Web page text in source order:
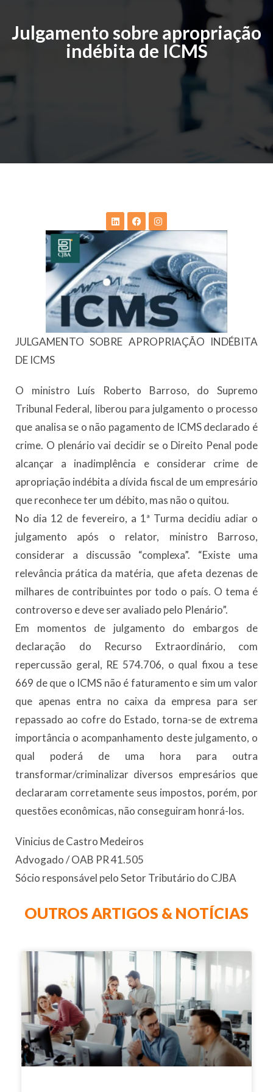
Julgamento sobre apropriação
indébita de ICMS
JULGAMENTO SOBRE APROPRIAÇÃO INDÉBITA
DE ICMS
O ministro Luís Roberto Barroso, do Supremo
Tribunal Federal, liberou para julgamento o processo
que analisa se o não pagamento de ICMS declarado é
crime. O plenário vai decidir se o Direito Penal pode
alcançar a inadimplência e considerar crime de
apropriação indébita a dívida fiscal de um empresário
que reconhece ter um débito, mas não o quitou.
No dia 12 de fevereiro, a 1ª Turma decidiu adiar o
julgamento após o relator, ministro Barroso,
considerar a discussão “complexa”. “Existe uma
relevância prática da matéria, que afeta dezenas de
milhares de contribuintes por todo o país. O tema é
controverso e deve ser avaliado pelo Plenário”.
Em momentos de julgamento do embargos de
declaração do Recurso Extraordinário, com
repercussão geral, RE 574.706, o qual fixou a tese
669 de que o ICMS não é faturamento e sim um valor
que apenas entra no caixa da empresa para ser
repassado ao cofre do Estado, torna-se de extrema
importância o acompanhamento deste julgamento, o
qual poderá de uma hora para outra
transformar/criminalizar diversos empresários que
declararam corretamente seus impostos, porém, por
questões econômicas, não conseguiram honrá-los.
Vinicius de Castro Medeiros
Advogado / OAB PR 41.505
Sócio responsável pelo Setor Tributário do CJBA
OUTROS ARTIGOS & NOTÍCIAS